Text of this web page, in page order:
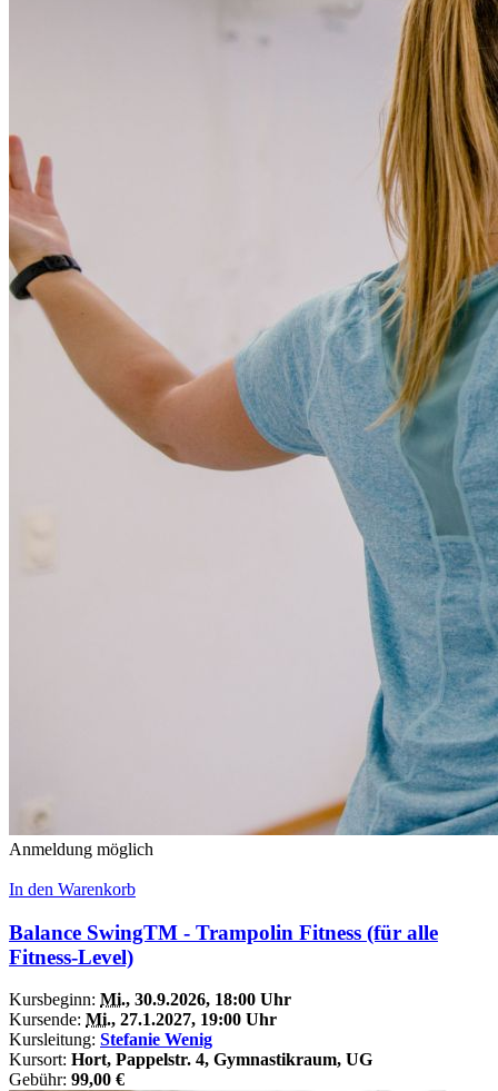
Anmeldung möglich
In den Warenkorb
Balance SwingTM - Trampolin Fitness (für alle
Fitness-Level)
Kursbeginn: Mi., 30.9.2026, 18:00 Uhr
Kursende: Mi., 27.1.2027, 19:00 Uhr
Kursleitung: Stefanie Wenig
Kursort: Hort, Pappelstr. 4, Gymnastikraum, UG
Gebühr: 99,00 €